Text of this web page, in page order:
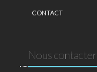
CONTACT
Nous contacter